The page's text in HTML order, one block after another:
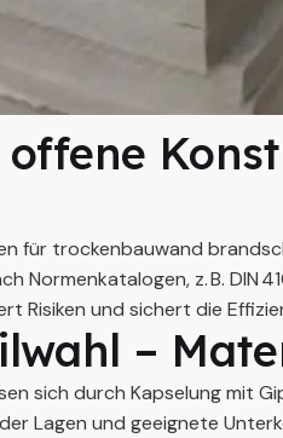
für trockenbauwand
Normenkatalogen, z. B.
Risiken und sichert die
–
sich durch Kapselung
Lagen und geeignete